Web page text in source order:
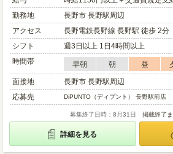
勤務地
長野市 長野駅周辺
アクセス
長野電鉄長野線 長野駅 徒歩 2分
シフト
週3日以上 1日4時間以上
時間帯
早朝 朝 昼
面接地
長野市 長野駅周辺
応募先
DiPUNTO（ディプント） 長野駅前店
募集終了日時：8月31日 掲載終了
詳細を見る